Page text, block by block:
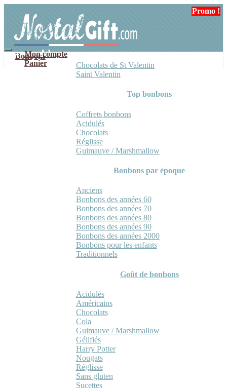
navigation
contenu
Mon compte
Panier
Bonbons
Chocolats de St Valentin
Saint Valentin
Top bonbons
Coffrets bonbons
Acidulés
Chocolats
Réglisse
Guimauve / Marshmallow
Bonbons par époque
Anciens
Bonbons des années 60
Bonbons des années 70
Bonbons des années 80
Bonbons des années 90
Bonbons des années 2000
Bonbons pour les enfants
Traditionnels
Goût de bonbons
Acidulés
Américains
Chocolats
Cola
Guimauve / Marshmallow
Gélifiés
Harry Potter
Nougats
Réglisse
Sans gluten
Sucettes
Promo !
Promo !